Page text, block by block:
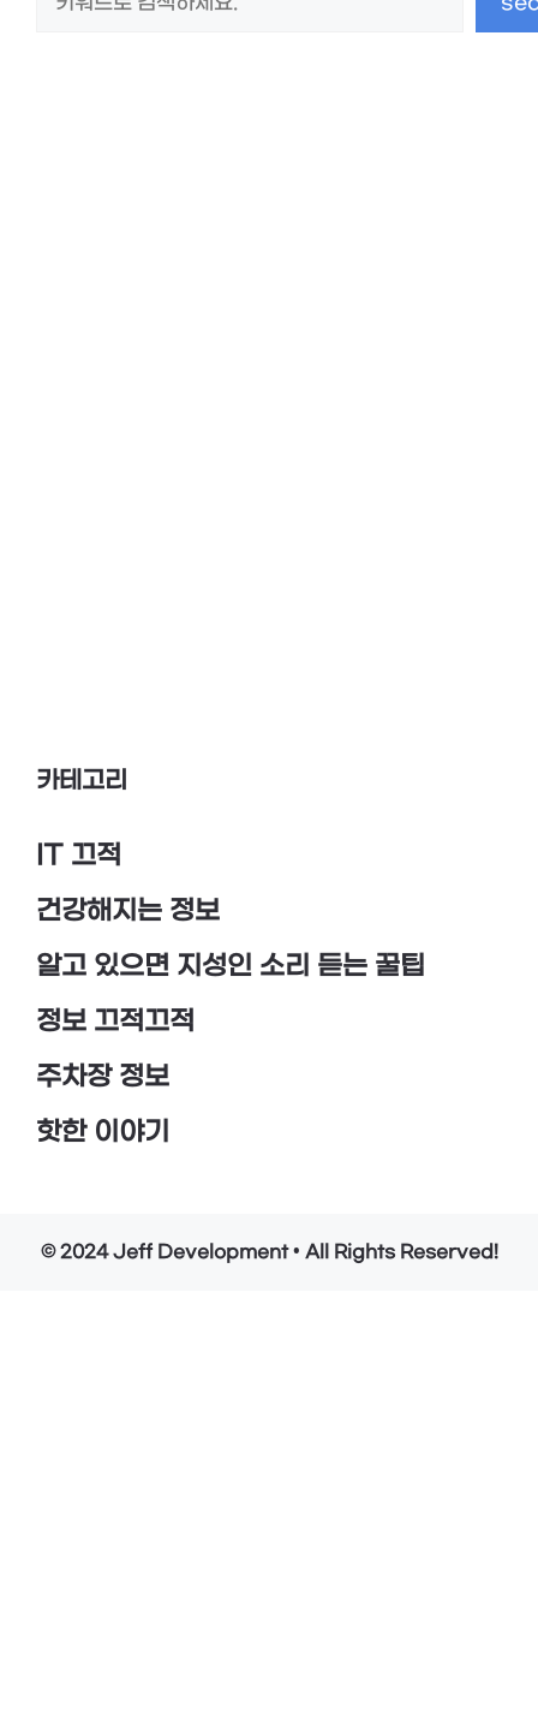
카테고리
IT 끄적
건강해지는 정보
알고 있으면 지성인 소리 듣는 꿀팁
정보 끄적끄적
주차장 정보
핫한 이야기
© 2024 Jeff Development • All Rights Reserved!